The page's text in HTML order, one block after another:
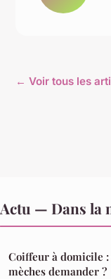
← Voir tous les
Actu — Dans la
Coiffeur à domicile
mèches demander ?